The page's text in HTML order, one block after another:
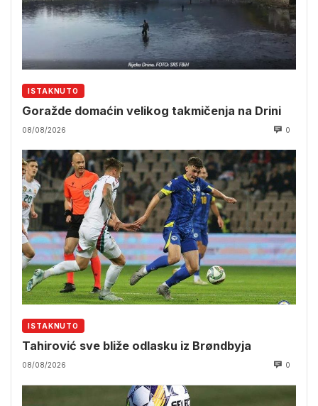
ISTAKNUTO
Goražde domaćin velikog takmičenja na Drini
08/08/2026 0
ISTAKNUTO
Tahirović sve bliže odlasku iz Brøndbyja
08/08/2026 0